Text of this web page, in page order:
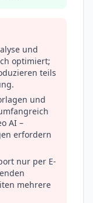
und
optimiert;
teils
und
AI –
erfordern
nur per E-
mehrere